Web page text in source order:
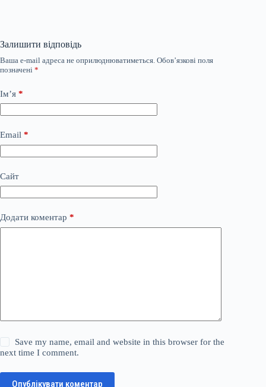
Залишити відповідь
Ваша e-mail адреса не оприлюднюватиметься. Обов’язкові поля
позначені *
Ім’я *
Email *
Сайт
Додати коментар *
Save my name, email and website in this browser for the
next time I comment.
Опублікувати коментар